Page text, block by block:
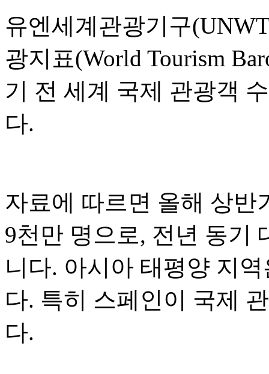
유엔세계관광기구
광지표(World Tourism
기 전 세계 국제 관광객
다.
자료에 따르면 올해 상반
9천만 명으로, 전년 동기
니다. 아시아 태평양 지
다. 특히 스페인이 국제
다.